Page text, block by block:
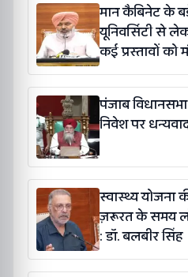
मान कैबिनेट के
यूनिवर्सिटी से
कई प्रस्तावों को
पंजाब
निवेश पर
स्वास्थ्य योजना
ज़रूरत के समय
: डॉ. बलबीर सिंह